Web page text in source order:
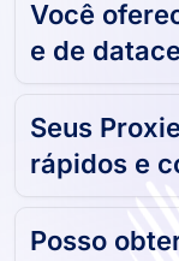
Você
e de
Seus
rápidos e
Posso